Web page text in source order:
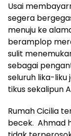
Usai
segera
menuju ke
beramplop
sulit
sebagai
seluruh lika-
tikus sekalipun
Rumah Cicilia
becek. Ahmad